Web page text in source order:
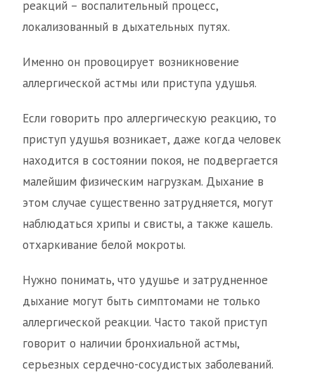
реакций – воспалительный процесс,
локализованный в дыхательных путях.
Именно он провоцирует возникновение
аллергической астмы или приступа удушья.
Если говорить про аллергическую реакцию, то
приступ удушья возникает, даже когда человек
находится в состоянии покоя, не подвергается
малейшим физическим нагрузкам. Дыхание в
этом случае существенно затрудняется, могут
наблюдаться хрипы и свисты, а также кашель.
отхаркивание белой мокроты.
Нужно понимать, что удушье и затрудненное
дыхание могут быть симптомами не только
аллергической реакции. Часто такой приступ
говорит о наличии бронхиальной астмы,
серьезных сердечно-сосудистых заболеваний.